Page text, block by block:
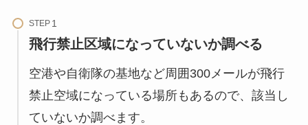
STEP
飛行禁止区域になっていないか調べる
空港や自衛隊の基地など周囲300メールが飛行
禁止空域になっている場所もあるので、該当し
ていないか調べます。